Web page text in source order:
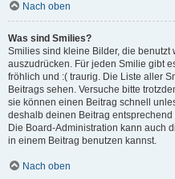
Nach oben
Was sind Smilies?
Smilies sind kleine Bilder, die benutzt
auszudrücken. Für jeden Smilie gibt
fröhlich und :( traurig. Die Liste aller
Beitrags sehen. Versuche bitte
sie können einen Beitrag schnell
deshalb deinen Beitrag
Die Board-Administration kann auch
in einem Beitrag benutzen kannst.
Nach oben